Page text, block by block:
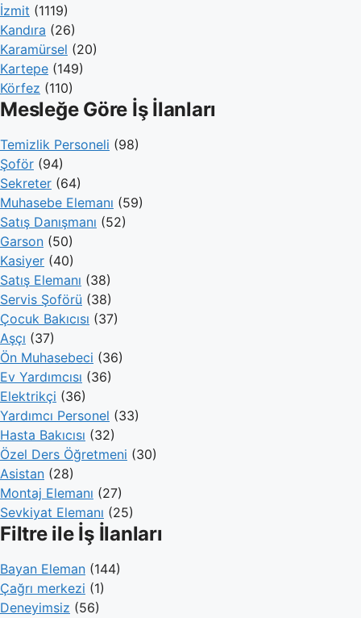
İzmit (1119)
Kandıra (26)
Karamürsel (20)
Kartepe (149)
Körfez (110)
Mesleğe Göre İş İlanları
Temizlik Personeli (98)
Şoför (94)
Sekreter (64)
Muhasebe Elemanı (59)
Satış Danışmanı (52)
Garson (50)
Kasiyer (40)
Satış Elemanı (38)
Servis Şoförü (38)
Çocuk Bakıcısı (37)
Aşçı (37)
Ön Muhasebeci (36)
Ev Yardımcısı (36)
Elektrikçi (36)
Yardımcı Personel (33)
Hasta Bakıcısı (32)
Özel Ders Öğretmeni (30)
Asistan (28)
Montaj Elemanı (27)
Sevkiyat Elemanı (25)
Filtre ile İş İlanları
Bayan Eleman (144)
Çağrı merkezi (1)
Deneyimsiz (56)